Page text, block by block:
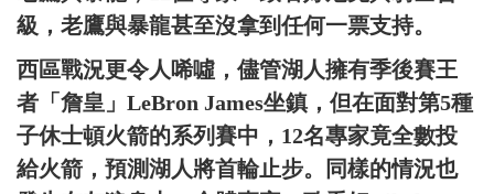
級，老鷹與暴龍甚至沒拿到任何一票支持。
西區戰況更令人唏噓，儘管湖人擁有季後賽王
者「詹皇」LeBron James坐鎮，但在面對第5種
子休士頓火箭的系列賽中，12名專家竟全數投
給火箭，預測湖人將首輪止步。同樣的情況也